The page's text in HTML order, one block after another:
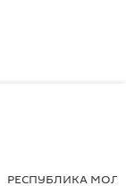
РЕСПУБЛИКА